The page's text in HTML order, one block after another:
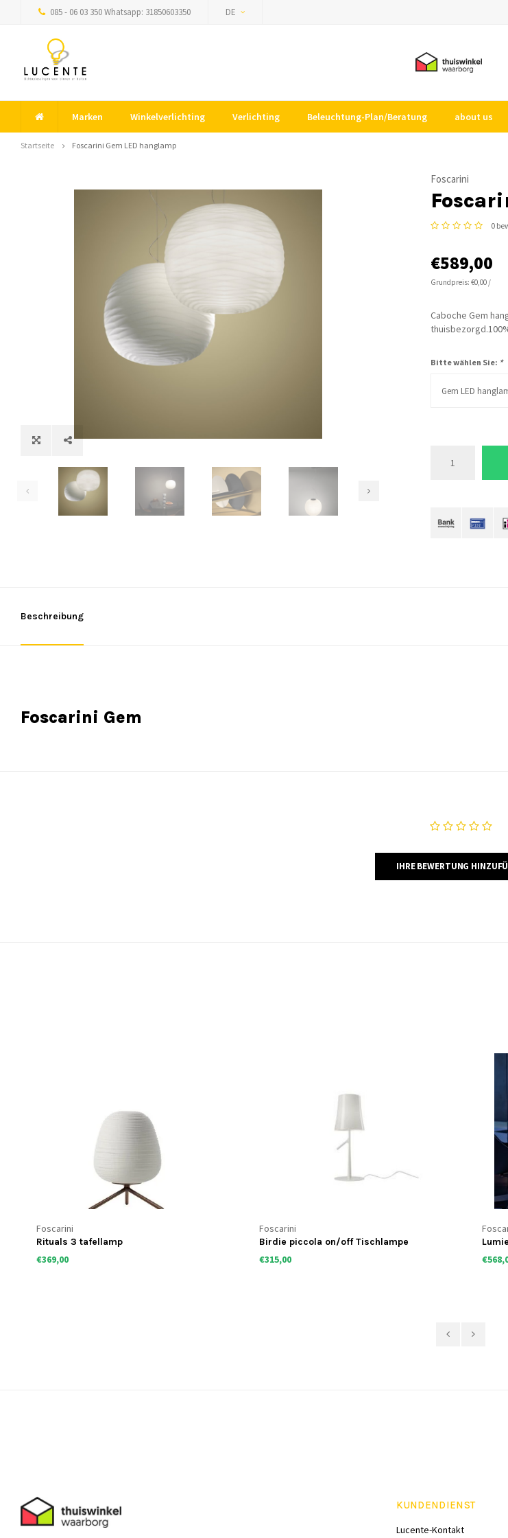
085 - 06 03 350 Whatsapp: 31850603350 DE
Marken Winkelverlichting Verlichting Beleuchtung-Plan/Beratung about us
Startseite Foscarini Gem LED hanglamp
Foscarini
0
€589,00
Grundpreis: €0,00 /
Caboche Gem
Bitte wählen Sie: *
Gem LED
Beschreibung
Foscarini Gem
IHRE BEWERTUNG
Foscarini
Rituals 3 tafellamp
€369,00
Foscarini
Birdie piccola on/off Tischlampe
€315,00
KUNDENDIENST
Lucente-Kontakt